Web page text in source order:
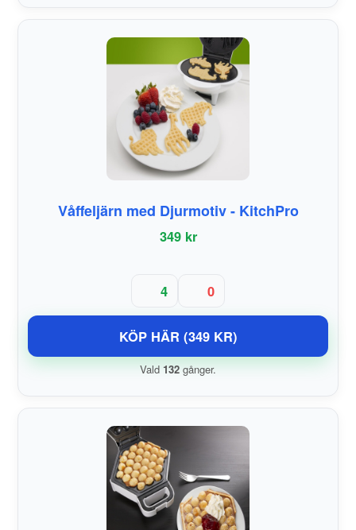
Våffeljärn med Djurmotiv - KitchPro
349 kr
4 0
KÖP HÄR (349 KR)
Vald 132 gånger.